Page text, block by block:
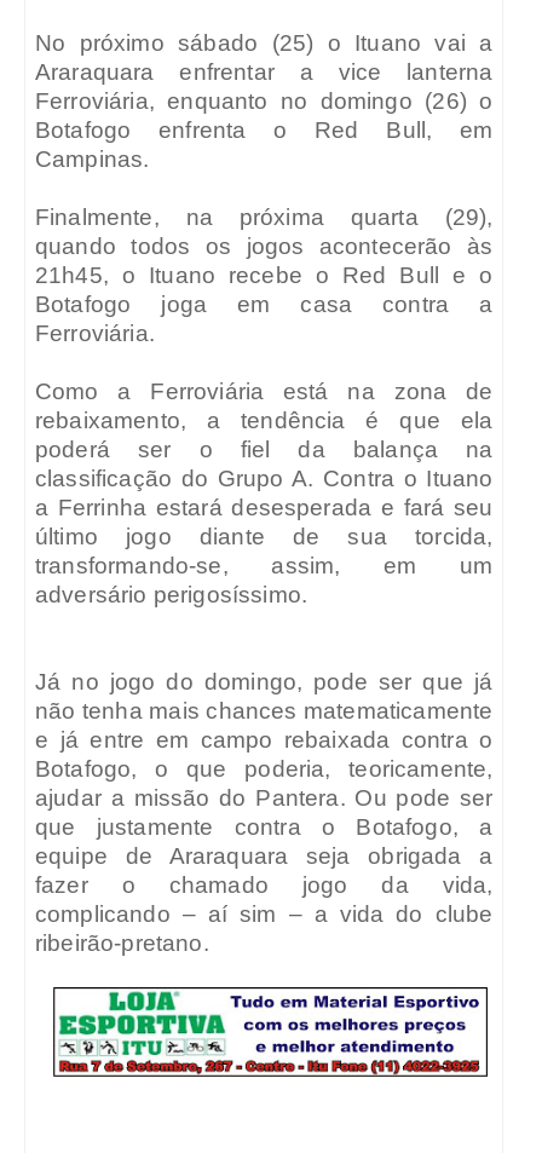
No próximo sábado (25) o Ituano vai a
Araraquara enfrentar a vice lanterna
Ferroviária, enquanto no domingo (26) o
Botafogo enfrenta o Red Bull, em
Campinas.
Finalmente, na próxima quarta (29),
quando todos os jogos acontecerão às
21h45, o Ituano recebe o Red Bull e o
Botafogo joga em casa contra a
Ferroviária.
Como a Ferroviária está na zona de
rebaixamento, a tendência é que ela
poderá ser o fiel da balança na
classificação do Grupo A. Contra o Ituano
a Ferrinha estará desesperada e fará seu
último jogo diante de sua torcida,
transformando-se, assim, em um
adversário perigosíssimo.
Já no jogo do domingo, pode ser que já
não tenha mais chances matematicamente
e já entre em campo rebaixada contra o
Botafogo, o que poderia, teoricamente,
ajudar a missão do Pantera. Ou pode ser
que justamente contra o Botafogo, a
equipe de Araraquara seja obrigada a
fazer o chamado jogo da vida,
complicando – aí sim – a vida do clube
ribeirão-pretano.